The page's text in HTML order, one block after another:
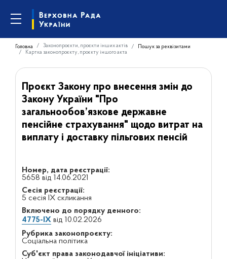
Головна Законопроєкти, проєкти інших актів
Пошук за реквізитами
Картка законопроєкту, проєкту іншого акта
Проєкт Закону про внесення змін до
Закону України "Про
загальнообов’язкове державне
пенсійне страхування" щодо витрат на
виплату і доставку пільгових пенсій
Номер, дата реєстрації:
5658 від 14.06.2021
Сесія реєстрації:
5 сесія IX скликання
Включено до порядку денного:
4775-IXвід 10.02.2026
Рубрика законопроєкту:
Соціальна політика
Суб'єкт права законодавчої ініціативи: